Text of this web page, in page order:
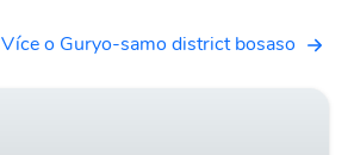
Více o Guryo-samo district bosaso